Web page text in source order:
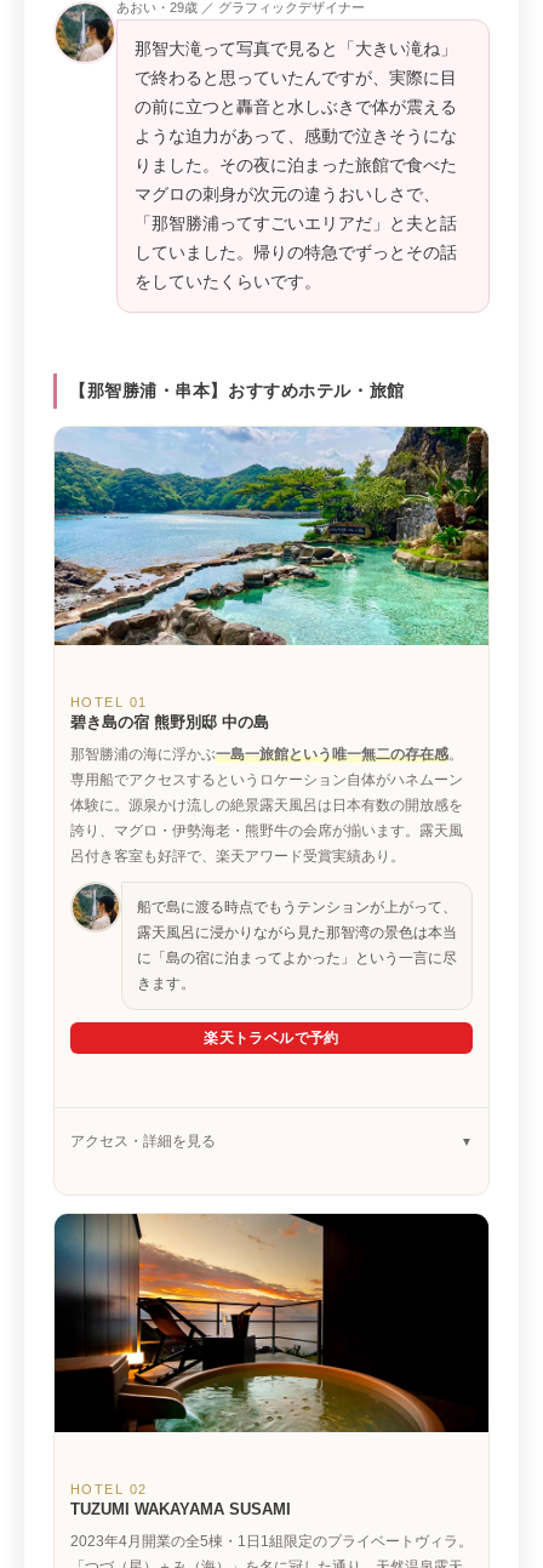
あおい・29歳 ／ グラフィックデザイナー
那智大滝って写真で見ると「大きい滝ね」
で終わると思っていたんですが、実際に目
の前に立つと轟音と水しぶきで体が震える
ような迫力があって、感動で泣きそうにな
りました。その夜に泊まった旅館で食べた
マグロの刺身が次元の違うおいしさで、
「那智勝浦ってすごいエリアだ」と夫と話
していました。帰りの特急でずっとその話
をしていたくらいです。
【那智勝浦・串本】おすすめホテル・旅館
HOTEL 01
碧き島の宿 熊野別邸 中の島
那智勝浦の海に浮かぶ一島一旅館という唯一無二の存在感。
専用船でアクセスするというロケーション自体がハネムーン
体験に。源泉かけ流しの絶景露天風呂は日本有数の開放感を
誇り、マグロ・伊勢海老・熊野牛の会席が揃います。露天風
呂付き客室も好評で、楽天アワード受賞実績あり。
船で島に渡る時点でもうテンションが上がって、
露天風呂に浸かりながら見た那智湾の景色は本当
に「島の宿に泊まってよかった」という一言に尽
きます。
楽天トラベルで予約
アクセス・詳細を見る
HOTEL 02
TUZUMI WAKAYAMA SUSAMI
2023年4月開業の全5棟・1日1組限定のプライベートヴィラ。